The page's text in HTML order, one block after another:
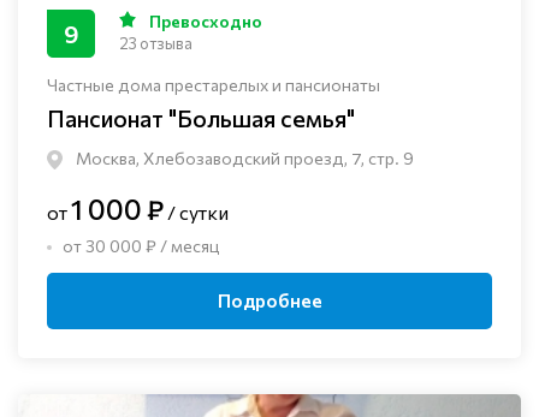
Частные дома престарелых и пансионаты
Пансионат "Большая семья"
Москва, Хлебозаводский проезд, 7, стр. 9
9 Превосходно
23 отзыва
от1 000 ₽ / сутки
от 30 000 ₽ / месяц
Подробнее